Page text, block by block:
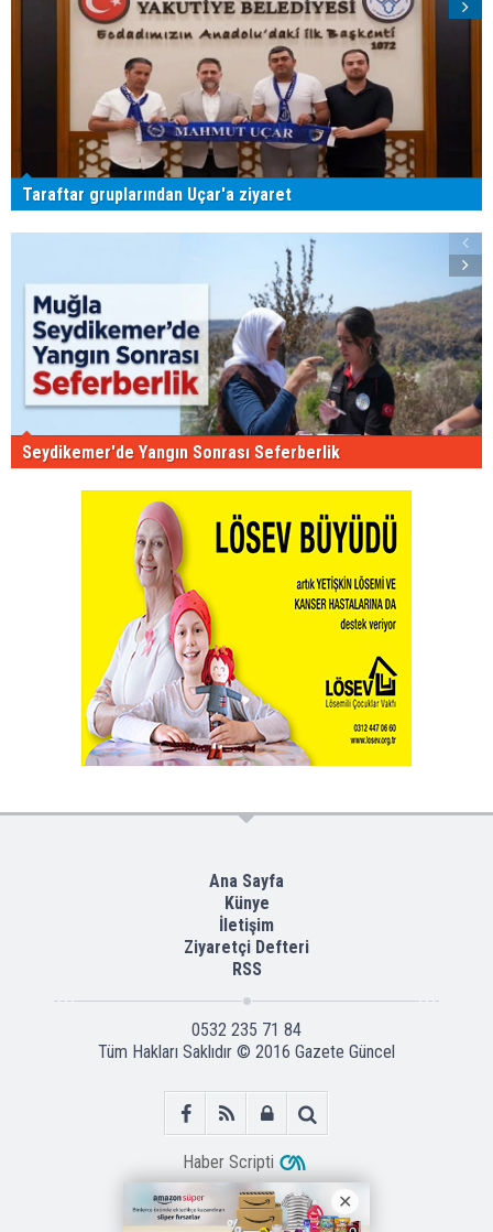
Taraftar gruplarından Uçar'a ziyaret
Seydikemer'de Yangın Sonrası Seferberlik
Ana Sayfa
Künye
İletişim
Ziyaretçi Defteri
RSS
0532 235 71 84
Tüm Hakları Saklıdır © 2016 Gazete Güncel
Haber Scripti